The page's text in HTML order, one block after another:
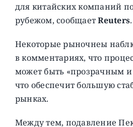
для китайских компаний
рубежом, сообщаетReuters.
Некоторые рыночнеы
в комментариях, что
может быть «прозрачным
что обеспечит большую
рынках.
Между тем, подавление